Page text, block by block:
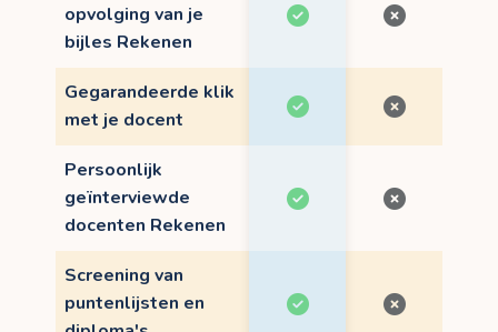
opvolging van je
bijles Rekenen
Gegarandeerde klik
met je docent
Persoonlijk
geïnterviewde
docenten Rekenen
Screening van
puntenlijsten en